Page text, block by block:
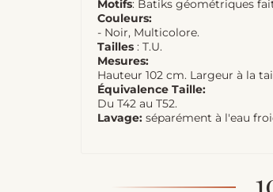
Motifs: Batiks géométriques
Couleurs:
- Noir, Multicolore.
Tailles : T.U.
Mesures:
Hauteur 102 cm. Largeur à la
Équivalence Taille:
Du T42 au T52.
Lavage: séparément à l'eau